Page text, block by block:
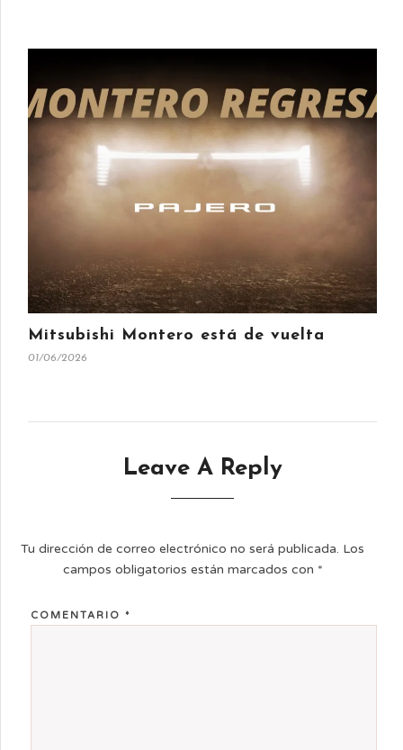
Mitsubishi Montero está de vuelta
01/06/2026
Leave A Reply
Tu dirección de correo electrónico no será publicada. Los
campos obligatorios están marcados con *
COMENTARIO *